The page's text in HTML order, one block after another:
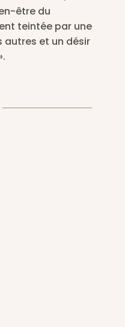
être du
teintée par une
autres et un désir